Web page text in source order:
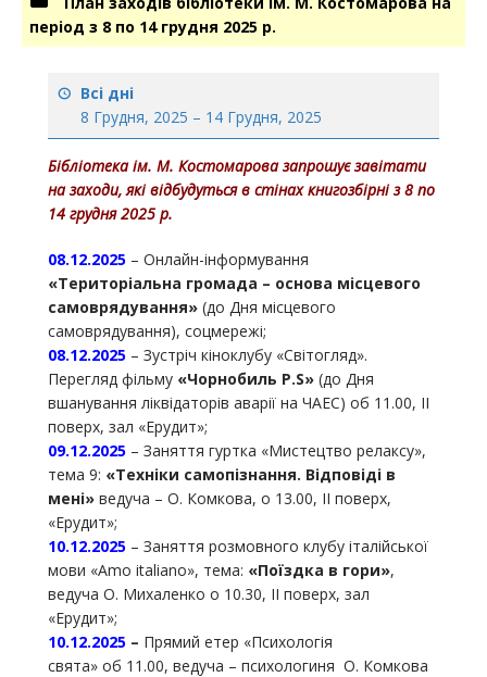
період з 8 по 14 грудня 2025 р.
Всі дні
8 Грудня, 2025 – 14 Грудня, 2025
Бібліотека ім. М. Костомарова запрошує завітати
на заходи, які відбудуться в стінах книгозбірні з8 по
14 грудня2025 р.
08.12.2025 – Онлайн-інформування
«Територіальна громада – основа місцевого
самоврядування» (до Дня місцевого
самоврядування), соцмережі;
08.12.2025 – Зустріч кіноклубу «Світогляд».
Перегляд фільму «Чорнобиль P.S» (до Дня
вшанування ліквідаторів аварії на ЧАЕС) об 11.00, ІІ
поверх, зал «Ерудит»;
09.12.2025 – Заняття гуртка «Мистецтво релаксу»,
тема 9: «Техніки самопізнання. Відповіді в
мені» ведуча – О. Комкова, о 13.00, ІІ поверх,
«Ерудит»;
10.12.2025 – Заняття розмовного клубу італійської
мови «Amo italiano», тема: «Поїздка в гори»,
ведуча О. Михаленко о 10.30, ІІ поверх, зал
«Ерудит»;
10.12.2025 – Прямий етер «Психологія
свята» об 11.00, ведуча – психологиня О. Комкова